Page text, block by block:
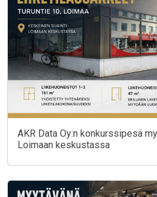
AKR Data Oy:n konkurssipesä
Loimaan keskustassa